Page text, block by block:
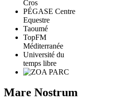
Cros
PÉGASE Centre
Equestre
Taoumé
TopFM
Méditerranée
Université du
temps libre
Mare Nostrum